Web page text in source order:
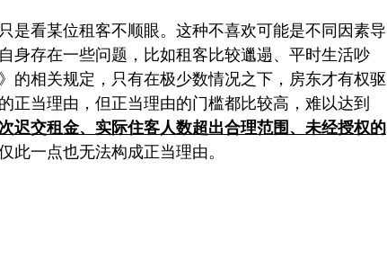
是看某位租客不顺眼。这种不喜欢可能是不同因素导
身存在一些问题，比如租客比较邋遢、平时生活吵
的相关规定，只有在极少数情况之下，房东才有权驱
正当理由，但正当理由的门槛都比较高，难以达到
迟交租金、实际住客人数超出合理范围、未经授权的
一点也无法构成正当理由。